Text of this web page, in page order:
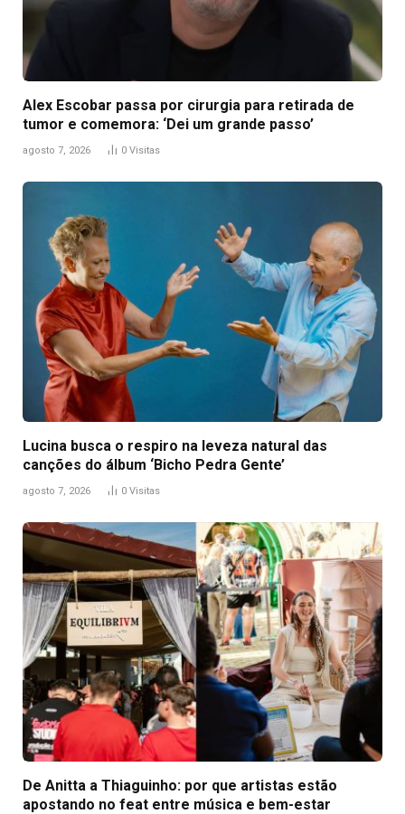
Alex Escobar passa por cirurgia para retirada de
tumor e comemora: ‘Dei um grande passo’
agosto 7, 2026 0 Visitas
Lucina busca o respiro na leveza natural das
canções do álbum ‘Bicho Pedra Gente’
agosto 7, 2026 0 Visitas
De Anitta a Thiaguinho: por que artistas estão
apostando no feat entre música e bem-estar